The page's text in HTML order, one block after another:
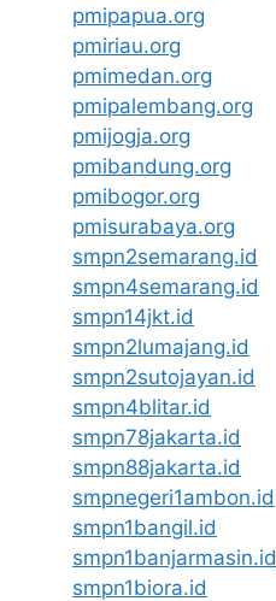
pmipapua.org
pmiriau.org
pmimedan.org
pmipalembang.org
pmijogja.org
pmibandung.org
pmibogor.org
pmisurabaya.org
smpn2semarang.id
smpn4semarang.id
smpn14jkt.id
smpn2lumajang.id
smpn2sutojayan.id
smpn4blitar.id
smpn78jakarta.id
smpn88jakarta.id
smpnegeri1ambon.id
smpn1bangil.id
smpn1banjarmasin.id
smpn1biora.id